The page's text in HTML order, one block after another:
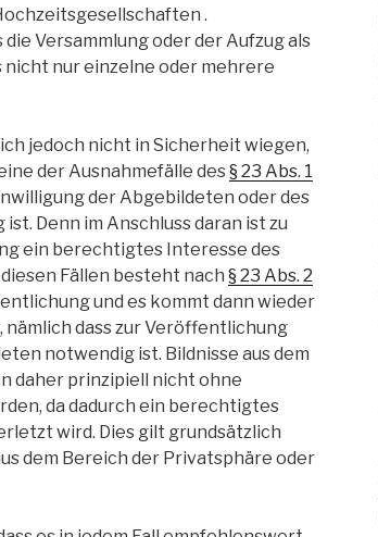
.
Versammlung oder der Aufzug als
nicht nur einzelne oder mehrere
jedoch nicht in Sicherheit wiegen,
der Ausnahmefälle des§ 23 Abs. 1
der Abgebildeten oder des
Denn im Anschluss daran ist zu
ein berechtigtes Interesse des
Fällen besteht nach § 23 Abs. 2
und es kommt dann wieder
nämlich dass zur Veröffentlichung
notwendig ist. Bildnisse aus dem
daher prinzipiell nicht ohne
da dadurch ein berechtigtes
wird. Dies gilt grundsätzlich
dem Bereich der Privatsphäre oder